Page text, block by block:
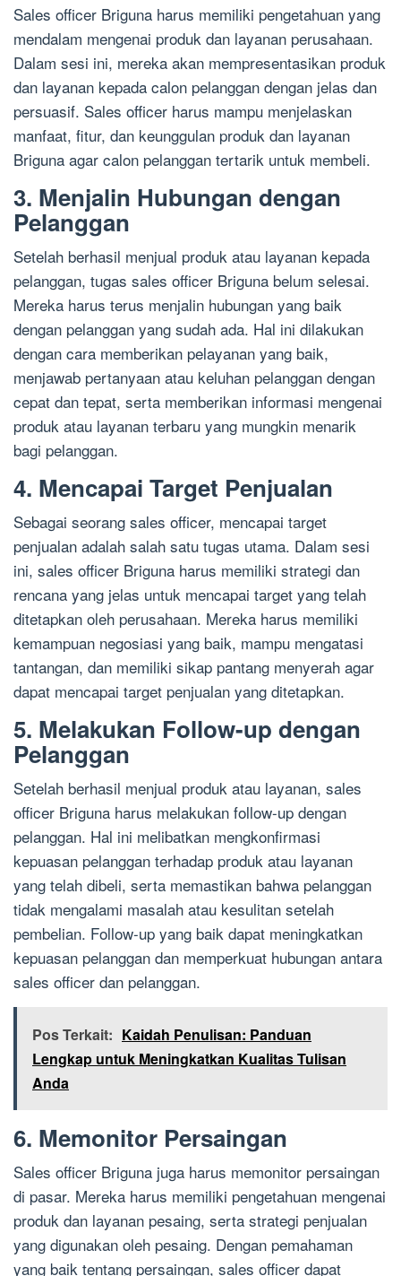
Sales officer Briguna harus memiliki pengetahuan yang
mendalam mengenai produk dan layanan perusahaan.
Dalam sesi ini, mereka akan mempresentasikan produk
dan layanan kepada calon pelanggan dengan jelas dan
persuasif. Sales officer harus mampu menjelaskan
manfaat, fitur, dan keunggulan produk dan layanan
Briguna agar calon pelanggan tertarik untuk membeli.
3. Menjalin Hubungan dengan
Pelanggan
Setelah berhasil menjual produk atau layanan kepada
pelanggan, tugas sales officer Briguna belum selesai.
Mereka harus terus menjalin hubungan yang baik
dengan pelanggan yang sudah ada. Hal ini dilakukan
dengan cara memberikan pelayanan yang baik,
menjawab pertanyaan atau keluhan pelanggan dengan
cepat dan tepat, serta memberikan informasi mengenai
produk atau layanan terbaru yang mungkin menarik
bagi pelanggan.
4. Mencapai Target Penjualan
Sebagai seorang sales officer, mencapai target
penjualan adalah salah satu tugas utama. Dalam sesi
ini, sales officer Briguna harus memiliki strategi dan
rencana yang jelas untuk mencapai target yang telah
ditetapkan oleh perusahaan. Mereka harus memiliki
kemampuan negosiasi yang baik, mampu mengatasi
tantangan, dan memiliki sikap pantang menyerah agar
dapat mencapai target penjualan yang ditetapkan.
5. Melakukan Follow-up dengan
Pelanggan
Setelah berhasil menjual produk atau layanan, sales
officer Briguna harus melakukan follow-up dengan
pelanggan. Hal ini melibatkan mengkonfirmasi
kepuasan pelanggan terhadap produk atau layanan
yang telah dibeli, serta memastikan bahwa pelanggan
tidak mengalami masalah atau kesulitan setelah
pembelian. Follow-up yang baik dapat meningkatkan
kepuasan pelanggan dan memperkuat hubungan antara
sales officer dan pelanggan.
Pos Terkait: Kaidah Penulisan: Panduan
Lengkap untuk Meningkatkan Kualitas Tulisan
Anda
6. Memonitor Persaingan
Sales officer Briguna juga harus memonitor persaingan
di pasar. Mereka harus memiliki pengetahuan mengenai
produk dan layanan pesaing, serta strategi penjualan
yang digunakan oleh pesaing. Dengan pemahaman
yang baik tentang persaingan, sales officer dapat